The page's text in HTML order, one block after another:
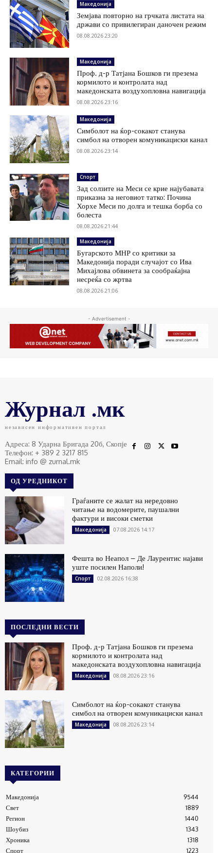
Македонија
Земјава повторно на грчката листата на
држави со привилегиран даночен режим
08.08.2026 23:20
Македонија
Проф. д-р Татјана Бошков ги презема
кормилото и контролата над
македонската воздухопловна навигација
08.08.2026 23:16
Македонија
Симболот на ќор-сокакот станува
симбол на отворен комуникациски канал
08.08.2026 23:14
Спорт
Зад солзите на Меси се крие најубавата
приказна за неговиот татко: Почина
Хорхе Меси по долга и тешка борба со
болеста
08.08.2026 21:44
Македонија
Бугарското МНР со критики за
Македонија поради случајот со Ива
Михајлова обвинета за сообраќајна
несреќа со жртва
08.08.2026 21:06
- Advertisement -
Журнал .мк
независен информативен портал
Адреса: 8 Ударна Бригада 20б, Скопје
Телефон: + 389 2 3217 815
Email: info @ zurnal.mk
ОД УРЕДНИКОТ
Граѓаните се жалат на нередовно
читање на водомерите, паушални
фактури и високи сметки
Македонија 07.08.2026 14:17
Фешта во Неапол – Де Лаурентис најави
уште посилен Наполи!
Спорт 02.08.2026 16:38
ПОСЛЕДНИ ВЕСТИ
Проф. д-р Татјана Бошков ги презема
кормилото и контролата над
македонската воздухопловна навигација
Македонија 08.08.2026 23:16
Симболот на ќор-сокакот станува
симбол на отворен комуникациски канал
Македонија 08.08.2026 23:14
КАТЕГОРИИ
Македонија
9544
Свет
1889
Регион
1440
Шоубиз
1343
Хроника
1318
Спорт
1223